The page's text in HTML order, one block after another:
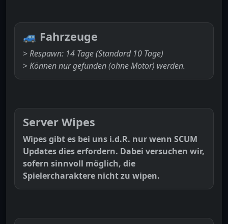
🚙 Fahrzeuge
>Respawn: 14 Tage (Standard 10 Tage)
>Können nur gefunden (ohne Motor) werden.
Server Wipes
Wipes gibt es bei uns i.d.R. nur wenn SCUM
Updates dies erfordern. Dabei versuchen wir,
sofern sinnvoll möglich, die
Spielercharaktere nicht zu wipen.